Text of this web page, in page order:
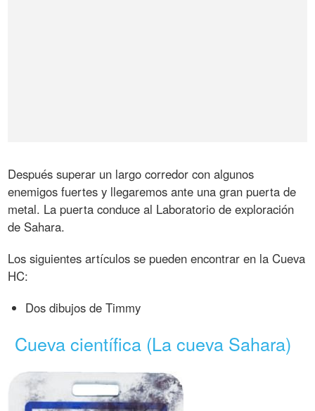
Después superar un largo corredor con algunos
enemigos fuertes y llegaremos ante una gran puerta de
metal. La puerta conduce al Laboratorio de exploración
de Sahara.
Los siguientes artículos se pueden encontrar en la Cueva
HC:
Dos dibujos de Timmy
Cueva científica (La cueva Sahara)